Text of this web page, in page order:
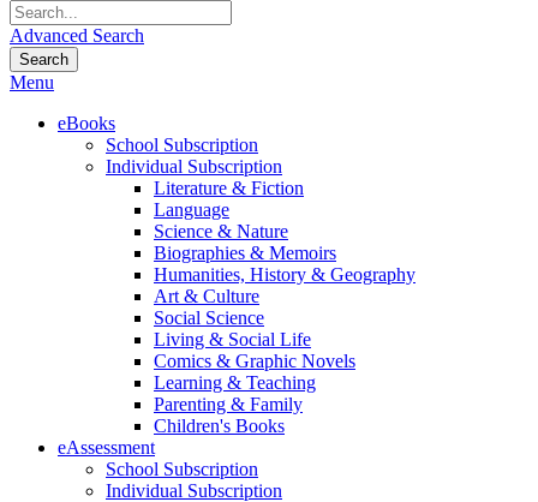
Advanced Search
Search
Menu
eBooks
School Subscription
Individual Subscription
Literature & Fiction
Language
Science & Nature
Biographies & Memoirs
Humanities, History & Geography
Art & Culture
Social Science
Living & Social Life
Comics & Graphic Novels
Learning & Teaching
Parenting & Family
Children's Books
eAssessment
School Subscription
Individual Subscription